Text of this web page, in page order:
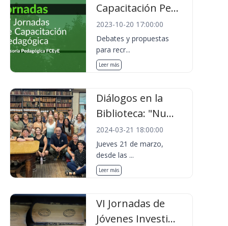
Capacitación Pe...
2023-10-20 17:00:00
Debates y propuestas
para recr...
Leer más
Diálogos en la
Biblioteca: "Nu...
2024-03-21 18:00:00
Jueves 21 de marzo,
desde las ...
Leer más
VI Jornadas de
Jóvenes Investi...